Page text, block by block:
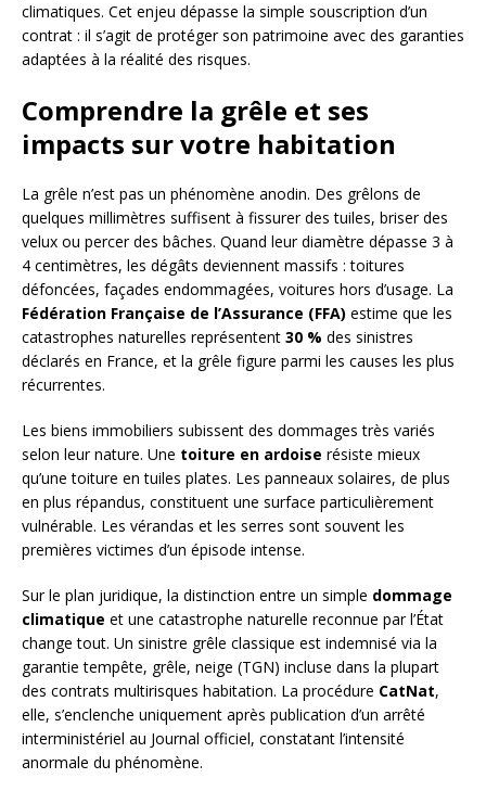
climatiques. Cet enjeu dépasse la simple souscription d’un
contrat : il s’agit de protéger son patrimoine avec des garanties
adaptées à la réalité des risques.
Comprendre la grêle et ses
impacts sur votre habitation
La grêle n’est pas un phénomène anodin. Des grêlons de
quelques millimètres suffisent à fissurer des tuiles, briser des
velux ou percer des bâches. Quand leur diamètre dépasse 3 à
4 centimètres, les dégâts deviennent massifs : toitures
défoncées, façades endommagées, voitures hors d’usage. La
Fédération Française de l’Assurance (FFA) estime que les
catastrophes naturelles représentent 30 % des sinistres
déclarés en France, et la grêle figure parmi les causes les plus
récurrentes.
Les biens immobiliers subissent des dommages très variés
selon leur nature. Une toiture en ardoise résiste mieux
qu’une toiture en tuiles plates. Les panneaux solaires, de plus
en plus répandus, constituent une surface particulièrement
vulnérable. Les vérandas et les serres sont souvent les
premières victimes d’un épisode intense.
Sur le plan juridique, la distinction entre un simple dommage
climatique et une catastrophe naturelle reconnue par l’État
change tout. Un sinistre grêle classique est indemnisé via la
garantie tempête, grêle, neige (TGN) incluse dans la plupart
des contrats multirisques habitation. La procédure CatNat,
elle, s’enclenche uniquement après publication d’un arrêté
interministériel au Journal officiel, constatant l’intensité
anormale du phénomène.